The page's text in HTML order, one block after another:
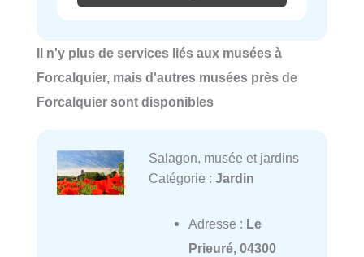
Il n'y plus de services liés aux musées à
Forcalquier, mais d'autres musées près de
Forcalquier sont disponibles
Salagon, musée et jardins
Catégorie : Jardin
Adresse : Le
Prieuré, 04300